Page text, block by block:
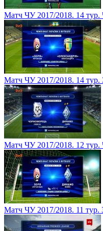
Матч ЧУ 2017/2018. 14
Матч ЧУ 2017/2018. 14 тур.
Матч ЧУ 2017/2018. 12
Матч ЧУ 2017/2018. 11 тур.